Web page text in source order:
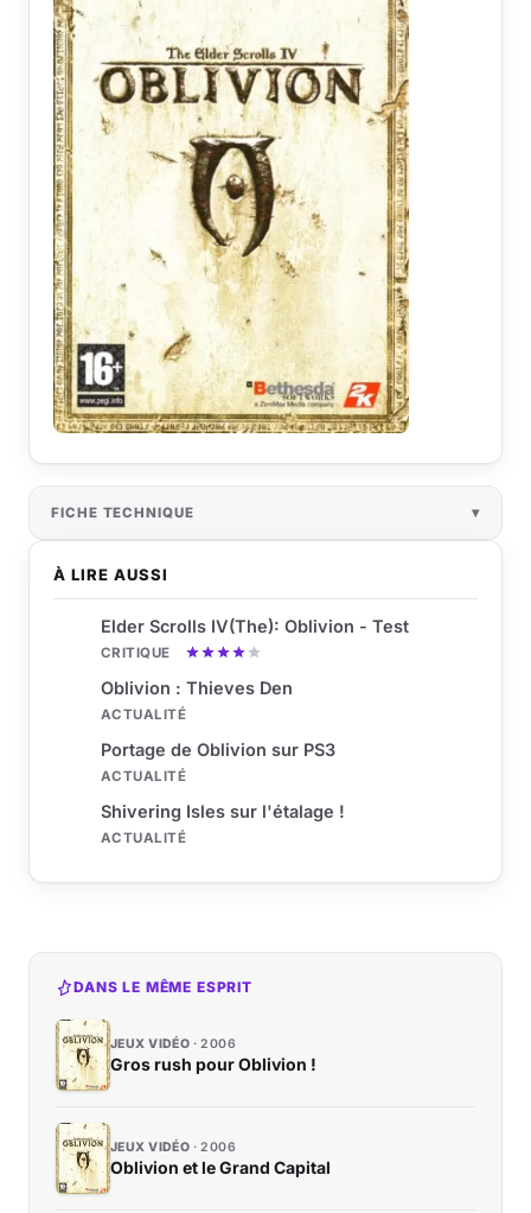
À LIRE AUSSI
Elder Scrolls IV(The): Oblivion - Test
CRITIQUE
Oblivion : Thieves Den
ACTUALITÉ
Portage de Oblivion sur PS3
ACTUALITÉ
Shivering Isles sur l'étalage !
ACTUALITÉ
FICHE TECHNIQUE
DANS LE MÊME ESPRIT
JEUX VIDÉO 2006
Gros rush pour Oblivion !
JEUX VIDÉO 2006
Oblivion et le Grand Capital